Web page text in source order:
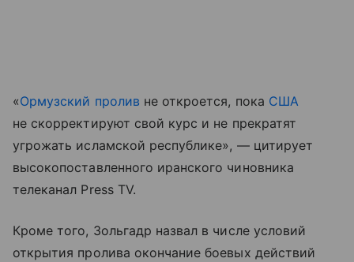
«Ормузский пролив не откроется, пока США
не скорректируют свой курс и не прекратят
угрожать исламской республике», — цитирует
высокопоставленного иранского чиновника
телеканал Press TV.
Кроме того, Зольгадр назвал в числе условий
открытия пролива окончание боевых действий